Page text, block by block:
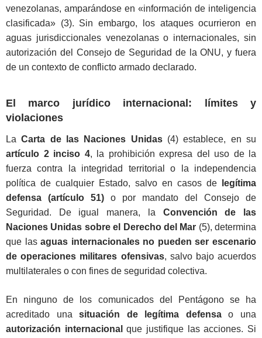
venezolanas, amparándose en «información de inteligencia
clasificada» (3). Sin embargo, los ataques ocurrieron en
aguas jurisdiccionales venezolanas o internacionales, sin
autorización del Consejo de Seguridad de la ONU, y fuera
de un contexto de conflicto armado declarado.
El marco jurídico internacional: límites y
violaciones
LaCarta de las Naciones Unidas(4) establece, en su
artículo 2 inciso 4, la prohibición expresa del uso de la
fuerza contra la integridad territorial o la independencia
política de cualquier Estado, salvo en casos de
legítima
defensa (artículo 51) o por mandato del Consejo de
Seguridad. De igual manera, la Convención de las
Naciones Unidas sobre el Derecho del Mar (5), determina
que lasaguas internacionales no pueden ser escenario
de operaciones militares ofensivas, salvo bajo acuerdos
multilaterales o con fines de seguridad colectiva.
En ninguno de los comunicados del Pentágono se ha
acreditado unasituación de legítima defensao una
autorización internacional que justifique las acciones. Si